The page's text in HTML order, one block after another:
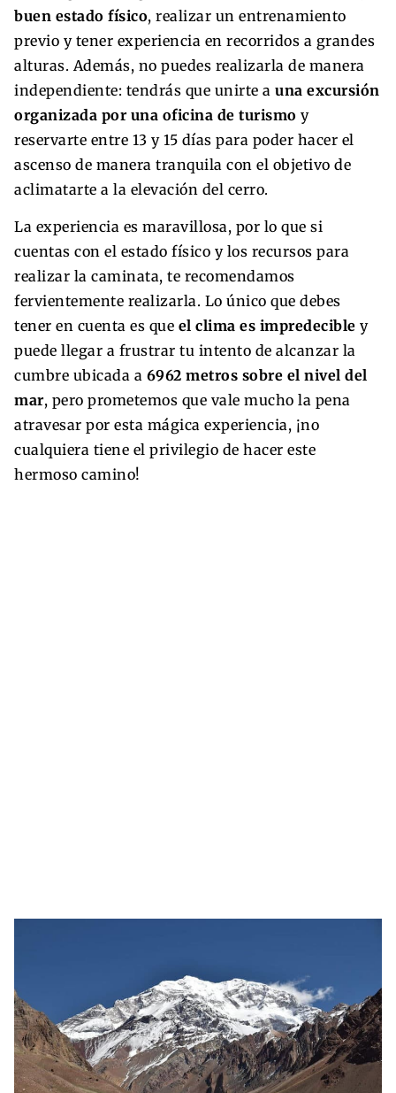
buen estado físico, realizar un entrenamiento
previo y tener experiencia en recorridos a grandes
alturas. Además, no puedes realizarla de manera
independiente: tendrás que unirte a una excursión
organizada por una oficina de turismo y
reservarte entre 13 y 15 días para poder hacer el
ascenso de manera tranquila con el objetivo de
aclimatarte a la elevación del cerro.
La experiencia es maravillosa, por lo que si
cuentas con el estado físico y los recursos para
realizar la caminata, te recomendamos
fervientemente realizarla. Lo único que debes
tener en cuenta es que el clima es impredecible y
puede llegar a frustrar tu intento de alcanzar la
cumbre ubicada a 6962 metros sobre el nivel del
mar, pero prometemos que vale mucho la pena
atravesar por esta mágica experiencia, ¡no
cualquiera tiene el privilegio de hacer este
hermoso camino!